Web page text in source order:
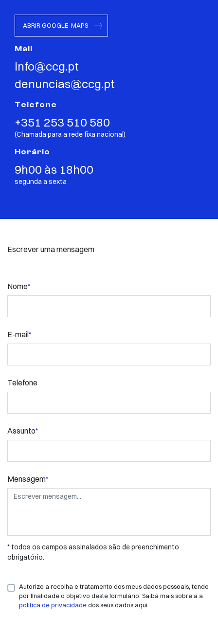
ABRIR GOOGLE MAPS
Mail
info@ccg.pt
denuncias@ccg.pt
Telefone
+351 253 510 580
(Chamada para a rede fixa nacional)
Horário
9h00 às 18h00
segunda a sexta
Escrever uma mensagem
Nome*
E-mail*
Telefone
Assunto*
Mensagem*
* todos os campos assinalados são de preenchimento
obrigatório.
Autorizo a recolha e tratamento dos meus dados pessoais, tendo
por finalidade o objetivo deste formulário. Saiba mais sobre a a
politica de privacidadedos seus dados aqui.